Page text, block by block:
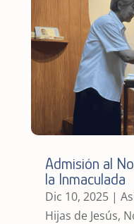
Admisión al
la Inmaculada
Dic 10, 2025|
Hijas de Jesús,